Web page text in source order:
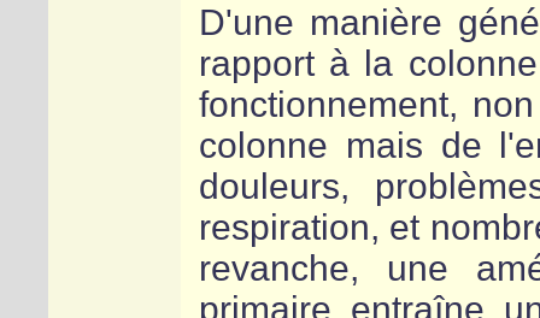
D'une manière
rapport à la
fonctionnement,
colonne mais de
douleurs,
respiration, et
revanche, une
primaire entraîne